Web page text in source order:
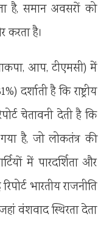
है, समान अवसरों को
करता है।
आप, टीएमसी) में
है कि राष्ट्रीय
चेतावनी देती है कि
है, जो लोकतंत्र की
में पारदर्शिता और
भारतीय राजनीति
वंशवाद स्थिरता देता